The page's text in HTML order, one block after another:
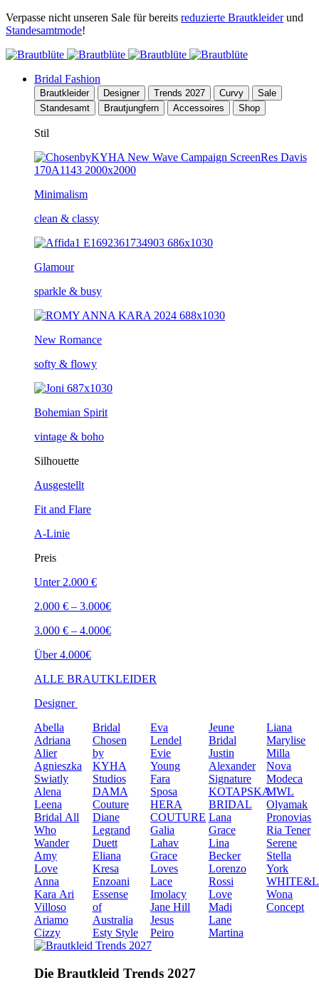
Verpasse nicht unseren Sale für bereits reduzierte Brautkleiderund
Standesamtmode!
Bridal Fashion
Brautkleider Designer Trends 2027 Curvy
Sale
Standesamt
Brautjungfern Accessoires Shop
Stil
Minimalism
clean & classy
Glamour
sparkle & busy
New Romance
softy & flowy
Bohemian Spirit
vintage & boho
Silhouette
Ausgestellt
Fit and Flare
A-Linie
Preis
Unter 2.000 €
2.000 € – 3.000€
3.000 € – 4.000€
Über 4.000€
ALLE BRAUTKLEIDER
Designer
Abella
Adriana
Alier
Agnieszka
Swiatly
Alena
Leena
Bridal All
Who
Wander
Amy
Love
Anna
Kara Ari
Villoso
Ariamo
Cizzy
Bridal
Chosen
by
KYHA
Studios
DAMA
Couture
Diane
Legrand
Duett
Eliana
Kresa
Enzoani
Essense
of
Australia
Esty Style
Eva
Lendel
Evie
Young
Fara
Sposa
HERA
COUTURE
Galia
Lahav
Grace
Loves
Lace
Imolacy
Jane Hill
Jesus
Peiro
Jeune
Bridal
Justin
Alexander
Signature
KOTAPSKA
BRIDAL
Lana
Grace
Lina
Becker
Lorenzo
Rossi
Love
Madi
Lane
Martina
Liana
Marylise
Milla
Nova
Modeca
MWL
Olyamak
Pronovias
Ria Tener
Serene
Stella
York
Wona
Concept
Die Brautkleid Trends 2027